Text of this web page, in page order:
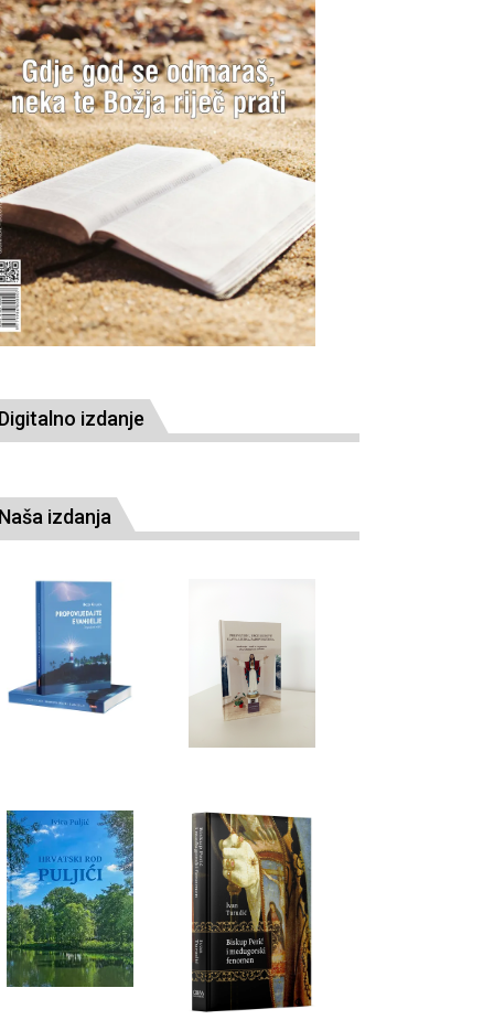
Digitalno izdanje
Naša izdanja